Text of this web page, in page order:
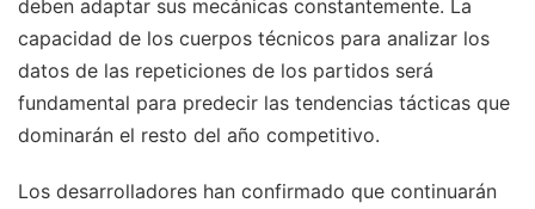
deben adaptar sus mecánicas constantemente. La
capacidad de los cuerpos técnicos para analizar los
datos de las repeticiones de los partidos será
fundamental para predecir las tendencias tácticas que
dominarán el resto del año competitivo.
Los desarrolladores han confirmado que continuarán